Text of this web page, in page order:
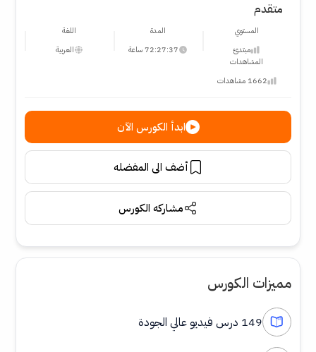
متقدم
المستوي
مبتدئ
المدة
72:27:37 ساعة
اللغة
العربية
المشاهدات
1662 مشاهدات
ابدأ الكورس الآن
أضف الى المفضله
مشاركه الكورس
مميزات الكورس
149 درس فيديو عالي الجودة